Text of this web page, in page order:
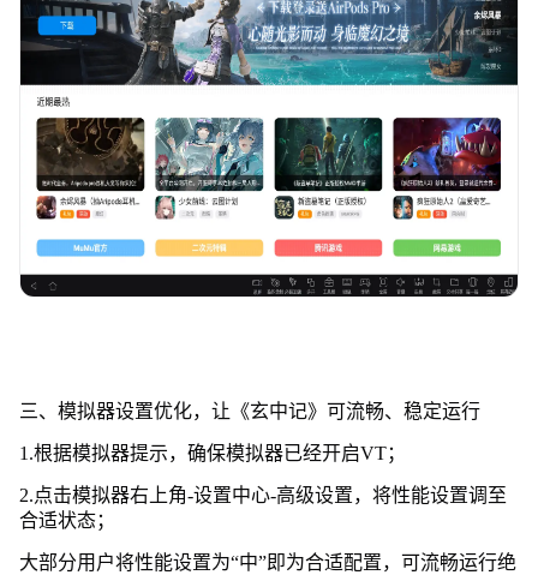
三、模拟器设置优化，让《玄中记》可流畅、稳定运行
1.根据模拟器提示，确保模拟器已经开启VT；
2.点击模拟器右上角-设置中心-高级设置，将性能设置调至
合适状态；
大部分用户将性能设置为“中”即为合适配置，可流畅运行绝